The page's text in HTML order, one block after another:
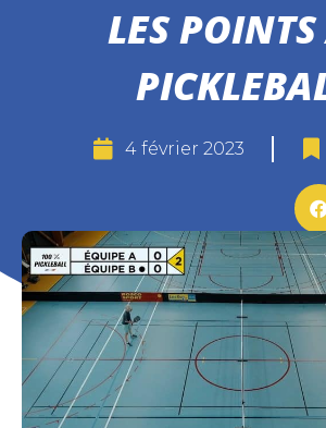
LES
4 février 2023